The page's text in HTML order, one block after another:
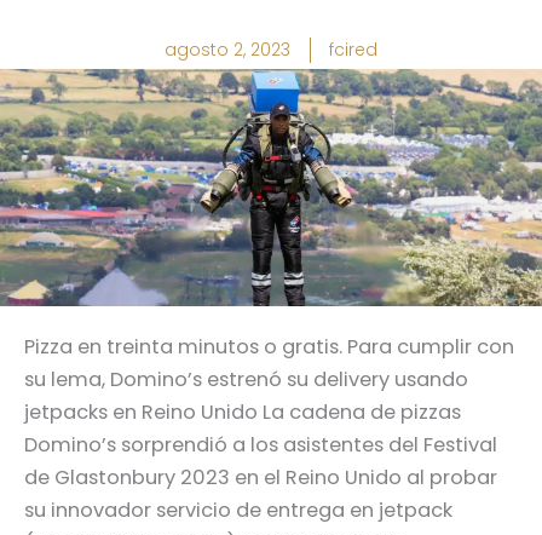
agosto 2, 2023 fcired
Pizza en treinta minutos o gratis. Para cumplir con
su lema, Domino’s estrenó su delivery usando
jetpacks en Reino Unido La cadena de pizzas
Domino’s sorprendió a los asistentes del Festival
de Glastonbury 2023 en el Reino Unido al probar
su innovador servicio de entrega en jetpack